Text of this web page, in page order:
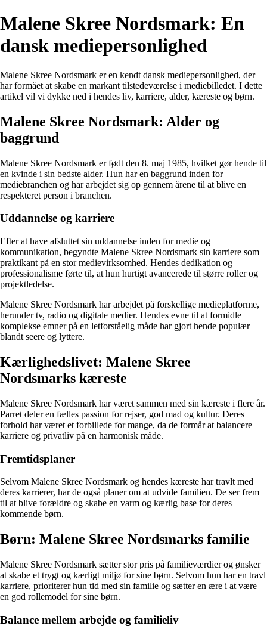
Malene Skree Nordsmark: En
dansk mediepersonlighed
Malene Skree Nordsmark er en kendt dansk mediepersonlighed, der
har formået at skabe en markant tilstedeværelse i mediebilledet. I dette
artikel vil vi dykke ned i hendes liv, karriere, alder, kæreste og børn.
Malene Skree Nordsmark: Alder og
baggrund
Malene Skree Nordsmark er født den 8. maj 1985, hvilket gør hende til
en kvinde i sin bedste alder. Hun har en baggrund inden for
mediebranchen og har arbejdet sig op gennem årene til at blive en
respekteret person i branchen.
Uddannelse og karriere
Efter at have afsluttet sin uddannelse inden for medie og
kommunikation, begyndte Malene Skree Nordsmark sin karriere som
praktikant på en stor medievirksomhed. Hendes dedikation og
professionalisme førte til, at hun hurtigt avancerede til større roller og
projektledelse.
Malene Skree Nordsmark har arbejdet på forskellige medieplatforme,
herunder tv, radio og digitale medier. Hendes evne til at formidle
komplekse emner på en letforståelig måde har gjort hende populær
blandt seere og lyttere.
Kærlighedslivet: Malene Skree
Nordsmarks kæreste
Malene Skree Nordsmark har været sammen med sin kæreste i flere år.
Parret deler en fælles passion for rejser, god mad og kultur. Deres
forhold har været et forbillede for mange, da de formår at balancere
karriere og privatliv på en harmonisk måde.
Fremtidsplaner
Selvom Malene Skree Nordsmark og hendes kæreste har travlt med
deres karrierer, har de også planer om at udvide familien. De ser frem
til at blive forældre og skabe en varm og kærlig base for deres
kommende børn.
Børn: Malene Skree Nordsmarks familie
Malene Skree Nordsmark sætter stor pris på familieværdier og ønsker
at skabe et trygt og kærligt miljø for sine børn. Selvom hun har en travl
karriere, prioriterer hun tid med sin familie og sætter en ære i at være
en god rollemodel for sine børn.
Balance mellem arbejde og familieliv